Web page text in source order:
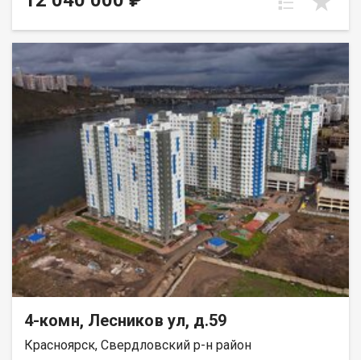
4-комн, Лесников ул, д.59
Красноярск, Свердловский р-н район